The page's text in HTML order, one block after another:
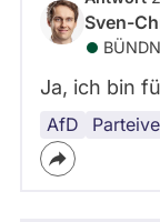
Sven-
Ja, ich bin
AfD